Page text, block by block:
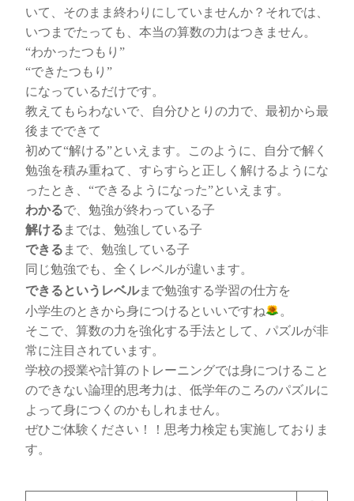
いて、そのまま終わりにしていませんか？それでは、
いつまでたっても、本当の算数の力はつきません。
“わかったつもり”
“できたつもり”
になっているだけです。
教えてもらわないで、自分ひとりの力で、最初から最
後までできて
初めて“解ける”といえます。このように、自分で解く
勉強を積み重ねて、すらすらと正しく解けるようにな
ったとき、“できるようになった”といえます。
わかるで、勉強が終わっている子
解ける までは、勉強している子
できる まで、勉強している子
同じ勉強でも、全くレベルが違います。
できるというレベルまで勉強する学習の仕方を
小学生のときから身につけるといいですね
。
そこで、算数の力を強化する手法として、パズルが非
常に注目されています。
学校の授業や計算のトレーニングでは身につけること
のできない論理的思考力は、低学年のころのパズルに
よって身につくのかもしれません。
ぜひご体験ください！！思考力検定も実施しておりま
す。